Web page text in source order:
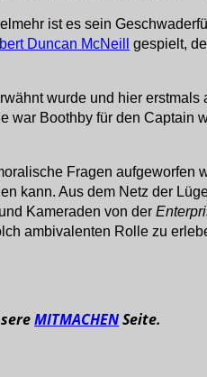
ist es sein
Duncan McNeill
gespielt,
wurde und hier
Boothby für den Captain
Fragen aufgeworfen
kann. Aus dem Netz der
Kameraden von der
ambivalenten Rolle zu
MITMACHENSeite.